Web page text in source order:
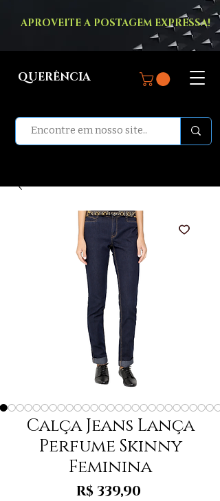
APROVEITE A POSTAGEM EXPRESSA!
QUERÊNCIA
Calça Jeans Lança
Perfume Skinny
Feminina
R$ 339,90